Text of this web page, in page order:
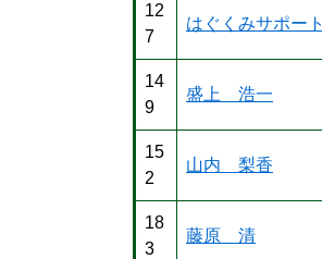
12
7
はぐくみサポート
14
9
盛上 浩一
15
2
山内 梨香
18
3
藤原 清